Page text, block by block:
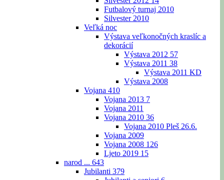
Futbalový turnaj 2010
Silvester 2010
Veľká noc
Výstava veľkonočných kraslíc a
dekorácií
Výstava 2012 57
Výstava 2011 38
Výstava 2011 KD
Výstava 2008
Vojana 410
Vojana 2013 7
Vojana 2011
Vojana 2010 36
Vojana 2010 Pleš 26.6.
Vojana 2009
Vojana 2008 126
Ljeto 2019 15
narod ... 643
Jubilanti 379